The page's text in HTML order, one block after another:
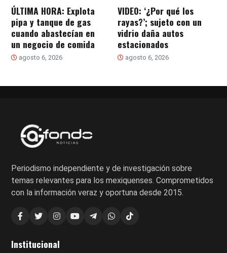
ÚLTIMA HORA: Explota
pipa y tanque de gas
cuando abastecían en
un negocio de comida
agosto 6, 2026
VIDEO: ‘¿Por qué los
rayas?’; sujeto con un
vidrio daña autos
estacionados
agosto 6, 2026
Periodismo independiente y de investigación sobre
temas relevantes para los mexiquenses. Comprometidos
con la información veraz y oportuna desde 2015.
Institucional